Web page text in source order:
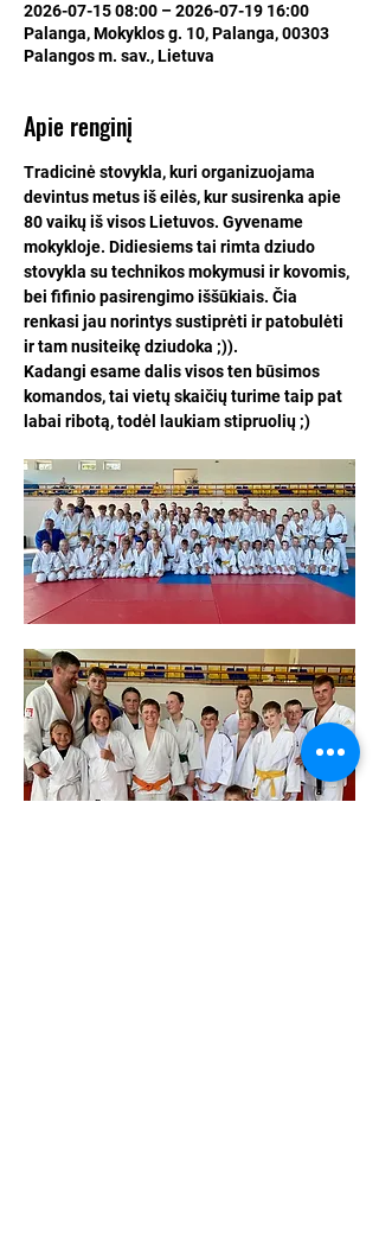
2026-07-15 08:00 – 2026-07-19 16:00
Palanga, Mokyklos g. 10, Palanga, 00303
Palangos m. sav., Lietuva
Apie renginį
Tradicinė stovykla, kuri organizuojama
devintus metus iš eilės, kur susirenka apie
80 vaikų iš visos Lietuvos. Gyvename
mokykloje. Didiesiems tai rimta dziudo
stovykla su technikos mokymusi ir kovomis,
bei fifinio pasirengimo iššūkiais. Čia
renkasi jau norintys sustiprėti ir patobulėti
ir tam nusiteikę dziudoka ;)).
Kadangi esame dalis visos ten būsimos
komandos, tai vietų skaičių turime taip pat
labai ribotą, todėl laukiam stipruolių ;)